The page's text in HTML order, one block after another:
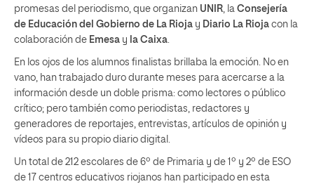
promesas del periodismo, que organizan UNIR, la Consejería
de Educación del Gobierno de La Rioja y Diario La Rioja con la
colaboración de Emesa y la Caixa.
En los ojos de los alumnos finalistas brillaba la emoción. No en
vano, han trabajado duro durante meses para acercarse a la
información desde un doble prisma: como lectores o público
crítico; pero también como periodistas, redactores y
generadores de reportajes, entrevistas, artículos de opinión y
vídeos para su propio diario digital.
Un total de 212 escolares de 6º de Primaria y de 1º y 2º de ESO
de 17 centros educativos riojanos han participado en esta